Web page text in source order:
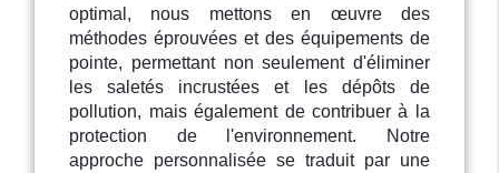
optimal, nous mettons en œuvre des
méthodes éprouvées et des équipements de
pointe, permettant non seulement d'éliminer
les saletés incrustées et les dépôts de
pollution, mais également de contribuer à la
protection de l'environnement. Notre
approche personnalisée se traduit par une